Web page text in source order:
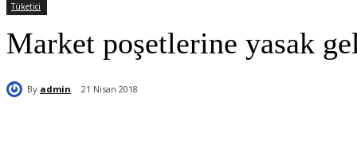
Tüketici
Market poşetlerine yasak
By admin 21 Nisan 2018